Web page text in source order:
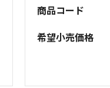
商品コード
希望小売価格